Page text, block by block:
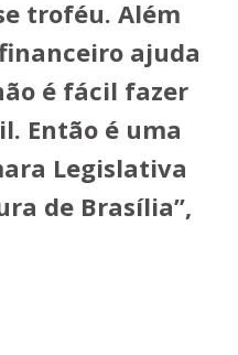
troféu. Além
ajuda
é fácil fazer
Então é uma
Legislativa
de Brasília”,